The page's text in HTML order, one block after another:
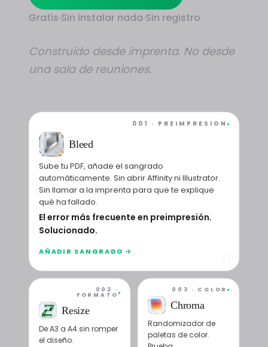
Gratis·Sin instalar nada·Sin registro
Construido desde imprenta. No desde
una sala de reuniones.
001 · PREIMPRESIÓN
Bleed
Sube tu PDF, añade el sangrado
automáticamente. Sin abrir Affinity ni Illustrator.
Sin llamar a la imprenta para que te explique
qué ha fallado.
El error más frecuente en preimpresión.
Solucionado.
AÑADIR SANGRADO →
002 ·
FORMATO
Resize
De A3 a A4 sin romper
el diseño.
003 · COLOR
Chroma
Randomizador de
paletas de color.